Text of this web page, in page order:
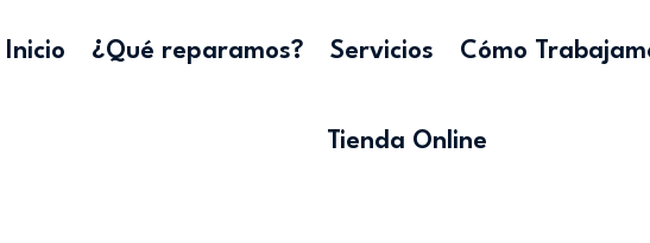
Inicio ¿Qué reparamos? Servicios Cómo
Tienda Online